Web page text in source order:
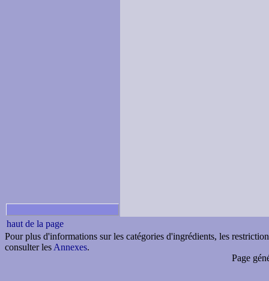
haut de la page
Pour plus d'informations sur les catégories d'ingrédients, les
consulter les Annexes.
Page